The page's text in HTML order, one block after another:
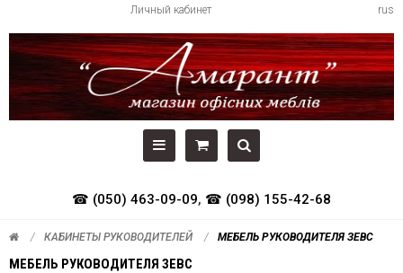
rus
Личный кабинет
☎ (050) 463-09-09, ☎ (098) 155-42-68
КАБИНЕТЫ РУКОВОДИТЕЛЕЙ МЕБЕЛЬ РУКОВОДИТЕЛЯ ЗЕВС
МЕБЕЛЬ РУКОВОДИТЕЛЯ ЗЕВС